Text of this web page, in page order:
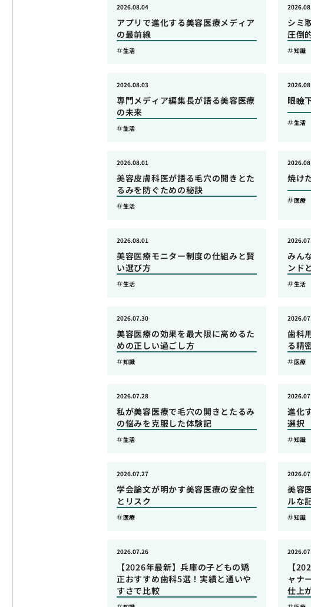
アプリで進化する美容医療メディア
の最前線
2026.08.04
生活
シミ
圧倒
知識
専門メディア編集長が語る美容医療
の未来
2026.08.03
生活
眼瞼
生活
美容皮膚科医が語る毛穴の開きとた
るみを防ぐための秘訣
2026.08.01
生活
焼け
医療
美容医療モニター制度の仕組みと賢
い選び方
2026.08.01
生活
みん
ンド
生活
美容医療の効果を最大限に高めるた
めの正しい過ごし方
2026.07.30
知識
歯科
る精
医療
私が美容医療で毛穴の開きとたるみ
の悩みを克服した体験記
2026.07.28
生活
進化
選択
知識
学会論文が明かす美容医療の安全性
とリスク
2026.07.27
医療
美容
ルな
知識
【2026年最新】兵庫の子どもの矯
正おすすめ歯科5選！実績と通いや
すさで比較
2026.07.26
【
ャナ
仕上